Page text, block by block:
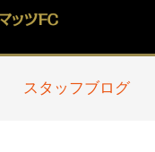
スタッフブログ